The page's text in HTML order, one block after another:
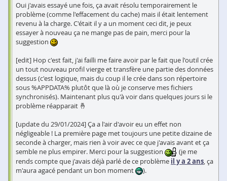
Oui j'avais essayé une fois, ça avait résolu temporairement le
problème (comme l'effacement du cache) mais il était lentement
revenu à la charge. C'était il y a un moment ceci dit, je peux
essayer à nouveau ça ne mange pas de pain, merci pour la
suggestion
[edit] Hop c'est fait, j'ai failli me faire avoir par le fait que l'outil crée
un tout nouveau profil vierge et transfère une partie des données
dessus (c'est logique, mais du coup il le crée dans son répertoire
sous %APPDATA% plutôt que là où je conserve mes fichiers
synchronisés). Maintenant plus qu'à voir dans quelques jours si le
problème réapparait 🤞
[update du 29/01/2024] Ça a l'air d'avoir eu un effet non
négligeable ! La première page met toujours une petite dizaine de
seconde à charger, mais rien à voir avec ce que j'avais avant et ça
semble ne plus empirer. Merci pour la suggestion
(je me
rends compte que j'avais déjà parlé de ce problème il y a 2 ans, ça
m'aura agacé pendant un bon moment
).